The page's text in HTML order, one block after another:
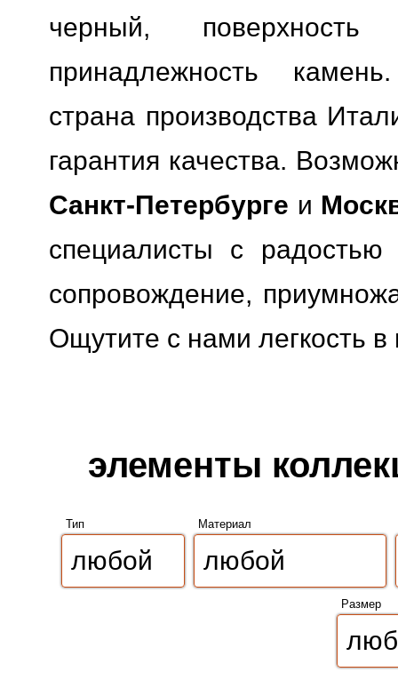
черный, поверхность
принадлежность
страна производства
гарантия качества.
Санкт-Петербурге и
специалисты с радостью
сопровождение,
Ощутите с нами легкость
элементы
Тип Материал
Размер